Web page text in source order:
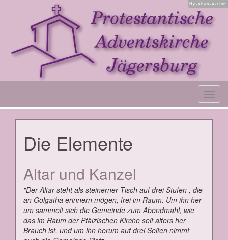
Die Ele­men­te
Al­tar und Kan­zel
"Der Al­tar steht als stei­ner­ner Tisch auf drei Stu­fen , die
an Gol­ga­tha er­in­nern mö­gen, frei im Raum. Um ihn her­
um sam­melt sich die Ge­mein­de zum Abend­mahl, wie
das im Raum der Pfäl­zi­schen Kir­che seit al­ters her
Brauch ist, und um ihn her­um auf drei Sei­ten nimmt
Hy-phen-a-tion